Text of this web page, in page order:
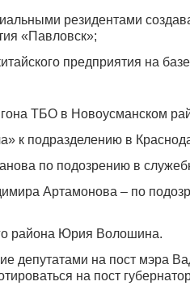
резидентами
«Павловск»;
предприятия на
ТБО в Новоусманском
к подразделению в
по подозрению в
Артамонова – по
района Юрия Волошина.
депутатами на пост мэра
на пост